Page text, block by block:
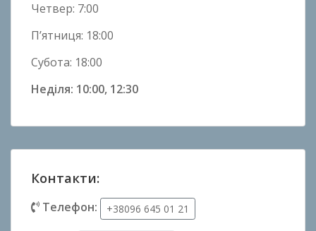
Четвер: 7:00
П’ятниця: 18:00
Субота: 18:00
Неділя: 10:00, 12:30
Контакти:
Телефон: +38096 645 01 21